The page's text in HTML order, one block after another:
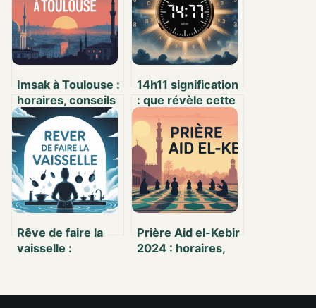
Imsak à Toulouse :
horaires, conseils
et spécificités
locales
14h11 signification
: que révèle cette
heure-miroir sur
votre vie ?
Rêve de faire la
vaisselle :
interprétations
Prière Aid el-Kebir
2024 : horaires,